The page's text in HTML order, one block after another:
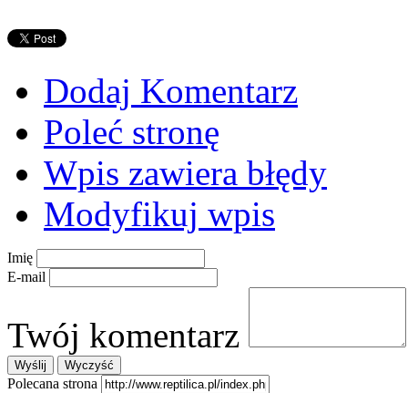
Dodaj Komentarz
Poleć stronę
Wpis zawiera błędy
Modyfikuj wpis
Imię
E-mail
Twój komentarz
Polecana strona